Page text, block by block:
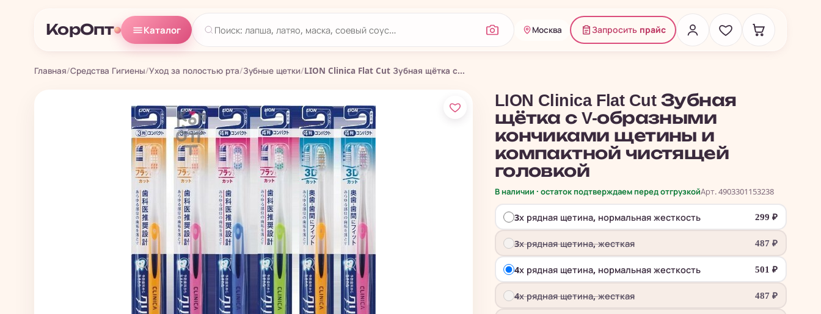
КорОпт Каталог Москва Запросить прайс
Главная/Средства Гигиены/Уход за полостью рта/Зубные щетки/LION Clinica Flat Cut Зубная щётка с...
LION Clinica Flat Cut Зубная
щётка с V-образными
кончиками щетины и
компактной чистящей
головкой
В наличии · остаток подтверждаем перед отгрузкойАрт. 4903301153238
3х рядная щетина, нормальная жесткость 299₽
3х рядная щетина, жесткая 487₽
4х рядная щетина, нормальная жесткость 501₽
4х рядная щетина, жесткая 487₽